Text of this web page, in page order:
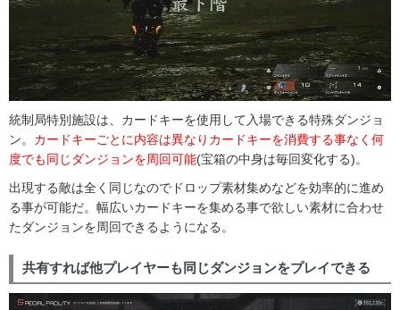
統制局特別施設は、カードキーを使用して入場できる特殊ダンジョ
ン。 カードキーごとに内容は異なりカードキーを消費する事なく何
度でも同じダンジョンを周回可能(宝箱の中身は毎回変化する)。
出現する敵は全く同じなのでドロップ素材集めなどを効率的に進め
る事が可能だ。幅広いカードキーを集める事で欲しい素材に合わせ
たダンジョンを周回できるようになる。
共有すれば他プレイヤーも同じダンジョンをプレイできる